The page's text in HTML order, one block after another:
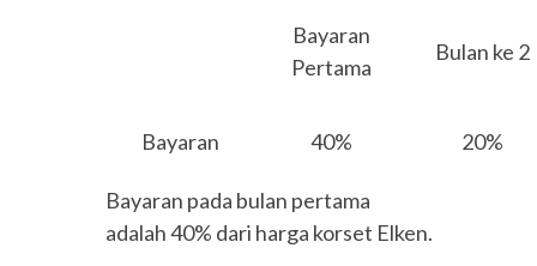
Bayaran
Pertama
Bulan ke 2
Bayaran 40% 20%
Bayaran pada bulan pertama
adalah 40% dari harga korset Elken.